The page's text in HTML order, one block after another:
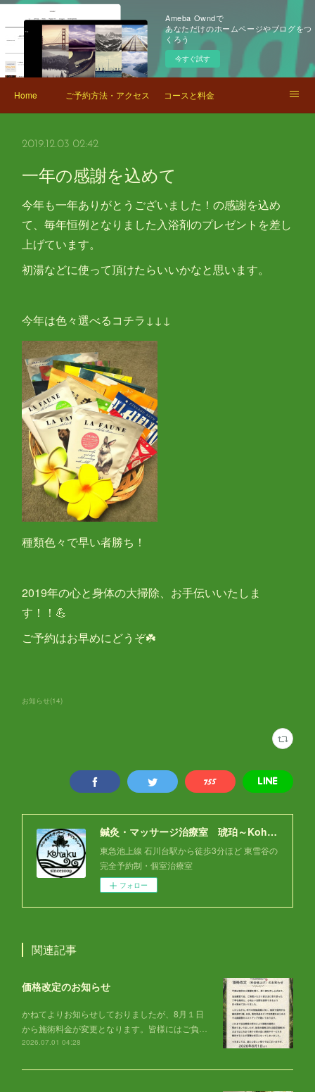
Ameba Owndで
あなただけのホームページやブログをつ
くろう
今すぐ試す
Home ご予約方法・アクセス コースと料金
2019.12.03 02:42
一年の感謝を込めて
今年も一年ありがとうございました！の感謝を込め
て、毎年恒例となりました入浴剤のプレゼントを差し
上げています。
初湯などに使って頂けたらいいかなと思います。
今年は色々選べるコチラ↓↓↓
種類色々で早い者勝ち！
2019年の心と身体の大掃除、お手伝いいたしま
す！！💪
ご予約はお早めにどうぞ☘️
お知らせ(14)
鍼灸・マッサージ治療室 琥珀～Kohaku～
東急池上線 石川台駅から徒歩3分ほど 東雪谷の
完全予約制・個室治療室
フォロー
関連記事
価格改定のお知らせ
かねてよりお知らせしておりましたが、8月１日
から施術料金が変更となります。皆様にはご負…
2026.07.01 04:28